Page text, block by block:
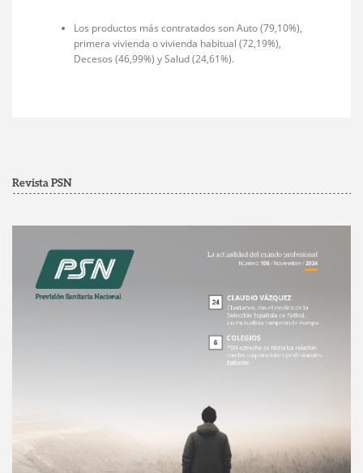
Los productos más contratados son Auto (79,10%),
primera vivienda o vivienda habitual (72,19%),
Decesos (46,99%) y Salud (24,61%).
Revista PSN